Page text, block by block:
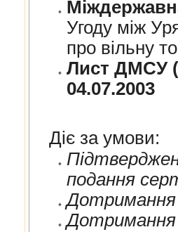
Угоду між
про вільну
Лист ДМСУ
04.07.2003
Діє за умови:
подання
Дотримання
Дотримання